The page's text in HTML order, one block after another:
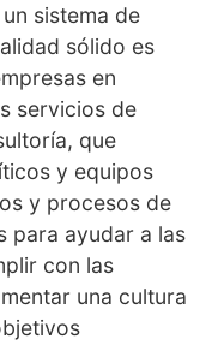
sistema de
sólido es
en
servicios de
que
y equipos
y procesos de
para ayudar a las
con las
una cultura